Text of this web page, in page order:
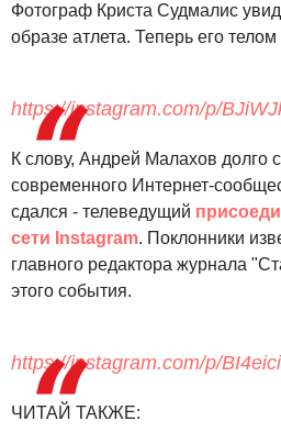
Фотограф Криста Судмалис
образе атлета. Теперь его
https://instagram.com/p/
К слову, Андрей Малахов долго
современного Интернет-
сдался - телеведущий
сети Instagram. Поклонники
главного редактора журнала
этого события.
https://instagram.com/p/
ЧИТАЙ ТАКЖЕ: